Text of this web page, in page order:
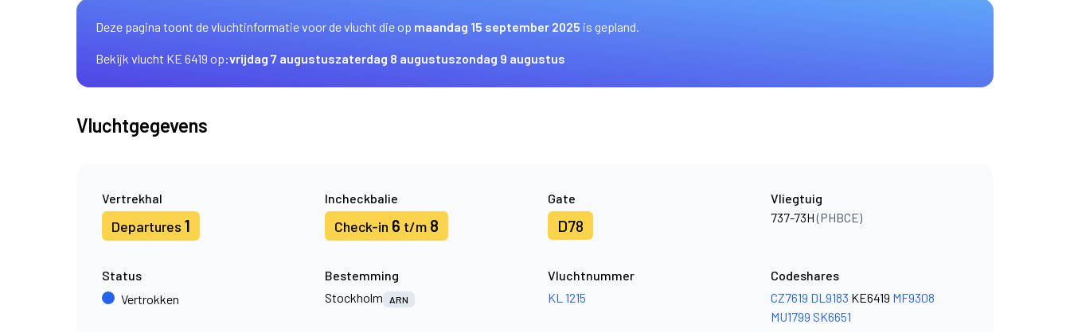
Deze pagina toont de vluchtinformatie voor de vlucht die op maandag 15 september 2025 is gepland.
Bekijk vlucht KE 6419 op:vrijdag 7 augustuszaterdag 8 augustuszondag 9 augustus
Vluchtgegevens
Vertrekhal
Departures 1
Incheckbalie
Check-in 6 t/m 8
Gate
D78
Vliegtuig
737-73H(PHBCE)
Status
Vertrokken
Bestemming
Stockholm
ARN
Vluchtnummer
KL 1215
Codeshares
CZ7619 DL9183 KE6419 MF9308
MU1799 SK6651